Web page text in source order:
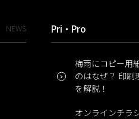
NEWS Pri・Pro
梅雨にコピー用
のはなぜ？ 印刷
を解説！
オンラインチラ